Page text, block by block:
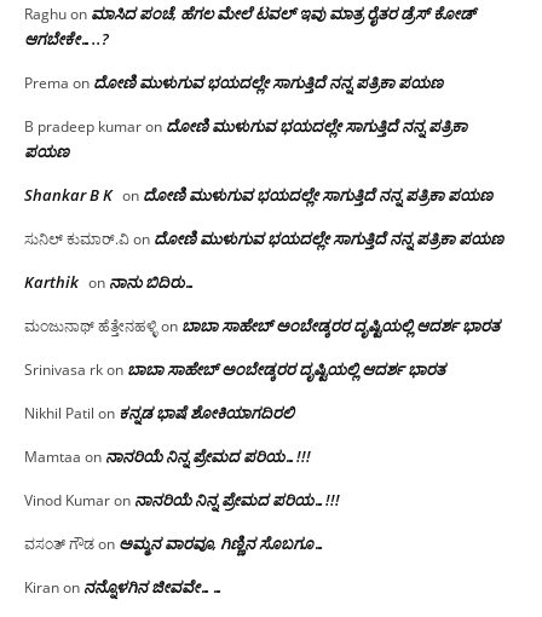
Raghuon ಮಾಸಿದ ಪಂಚೆ, ಹೆಗಲ ಮೇಲೆ ಟವಲ್‌ ಇವು ಮಾತ್ರ ರೈತರ ಡ್ರೆಸ್‌ ಕೋಡ್
ಆಗಬೇಕೇ…..?‌
Prema on ದೋಣಿ ಮುಳುಗುವ ಭಯದಲ್ಲೇ ಸಾಗುತ್ತಿದೆ ನನ್ನ ಪತ್ರಿಕಾ ಪಯಣ
B pradeep kumaron ದೋಣಿ ಮುಳುಗುವ ಭಯದಲ್ಲೇ ಸಾಗುತ್ತಿದೆ ನನ್ನ ಪತ್ರಿಕಾ
ಪಯಣ
Shankar B K on ದೋಣಿ ಮುಳುಗುವ ಭಯದಲ್ಲೇ ಸಾಗುತ್ತಿದೆ ನನ್ನ ಪತ್ರಿಕಾ ಪಯಣ
ಸುನಿಲ್ ಕುಮಾರ್.ವಿon ದೋಣಿ ಮುಳುಗುವ ಭಯದಲ್ಲೇ ಸಾಗುತ್ತಿದೆ ನನ್ನ ಪತ್ರಿಕಾ ಪಯಣ
Karthik on ನಾನು ಬಿದಿರು…
ಮಂಜುನಾಥ್ ಹೆತ್ತೇನಹಳ್ಳಿon ಬಾಬಾ ಸಾಹೇಬ್ ಅಂಬೇಡ್ಕರರ ದೃಷ್ಟಿಯಲ್ಲಿ ಆದರ್ಶ ಭಾರತ
Srinivasa rkon ಬಾಬಾ ಸಾಹೇಬ್ ಅಂಬೇಡ್ಕರರ ದೃಷ್ಟಿಯಲ್ಲಿ ಆದರ್ಶ ಭಾರತ
Nikhil Patil on ಕನ್ನಡ ಭಾಷೆ ಶೋಕಿಯಾಗದಿರಲಿ
Mamtaa on ನಾನರಿಯೆ ನಿನ್ನ ಪ್ರೇಮದ ಪರಿಯ…!!!
Vinod Kumaron ನಾನರಿಯೆ ನಿನ್ನ ಪ್ರೇಮದ ಪರಿಯ…!!!
ವಸಂತ್ ಗೌಡon ಅಮ್ಮನ ವಾರವೂ, ಗಿಣ್ಣಿನ ಸೊಬಗೂ…
Kiranon ನನ್ನೊಳಗಿನ ಜೀವವೇ……